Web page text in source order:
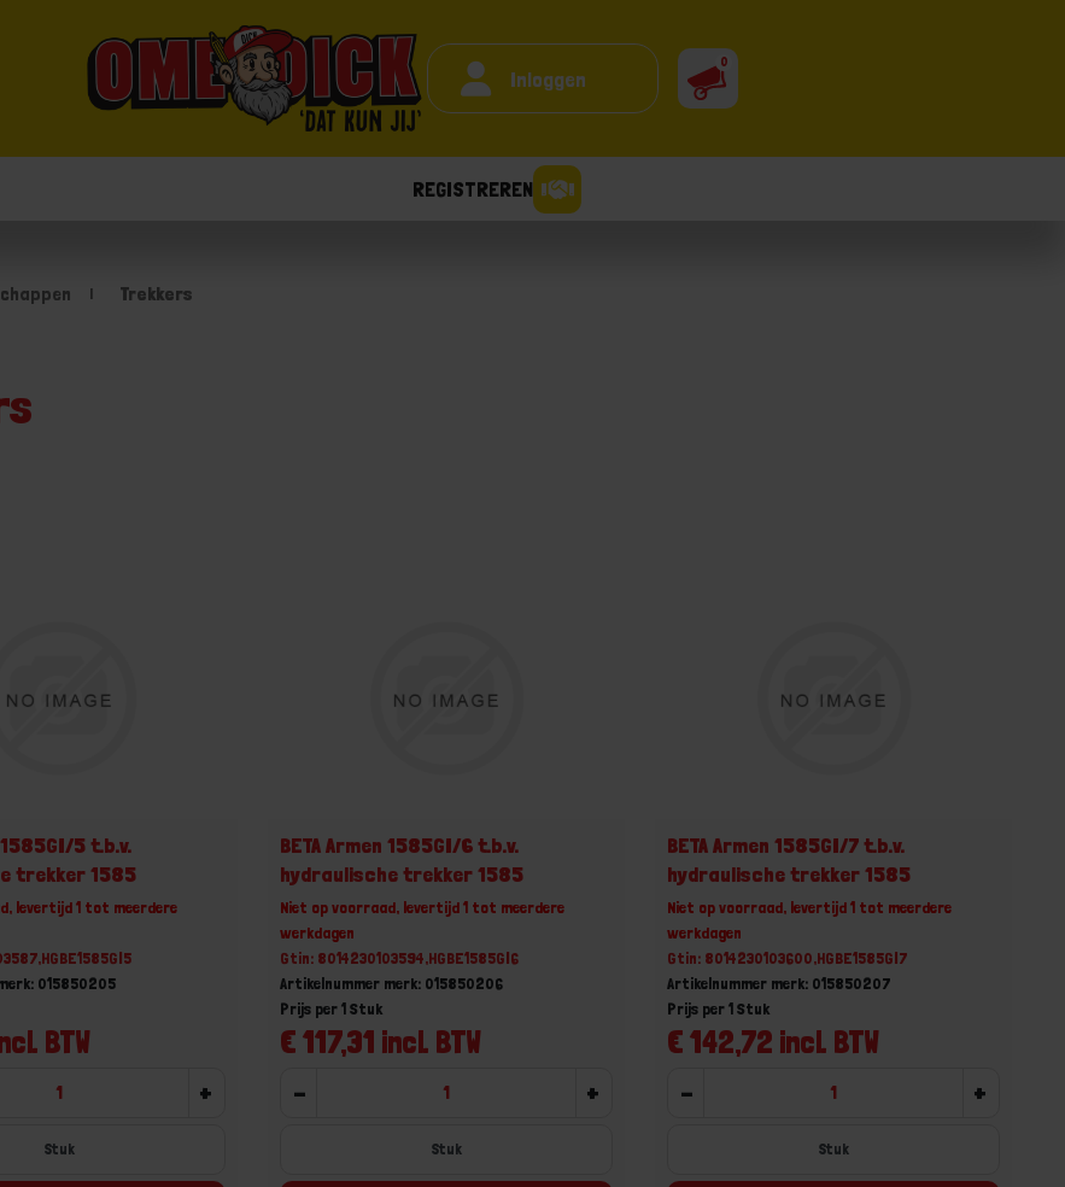
Inloggen
0
REGISTREREN
Trekkers
1585GI/5 t.b.v.
trekker 1585
levertijd 1 tot meerdere
015850205
BTW
+
Stuk
BETA Armen 1585GI/6 t.b.v.
hydraulische trekker 1585
Niet op voorraad, levertijd 1 tot meerdere
werkdagen
Gtin: 8014230103594,HGBE1585GI6
Artikelnummer merk: 015850206
€ 117,31 incl. BTW
Prijs per 1 Stuk
- +
Stuk
BETA Armen 1585GI/7 t.b.v.
hydraulische trekker 1585
Niet op voorraad, levertijd 1 tot meerdere
werkdagen
Gtin: 8014230103600,HGBE1585GI7
Artikelnummer merk: 015850207
€ 142,72 incl. BTW
Prijs per 1 Stuk
- +
Stuk